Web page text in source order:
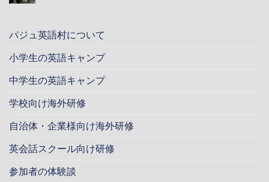
パジュ英語村について
小学生の英語キャンプ
中学生の英語キャンプ
学校向け海外研修
自治体・企業様向け海外研修
英会話スクール向け研修
参加者の体験談